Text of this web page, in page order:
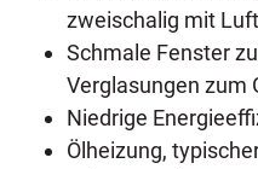
zweischalig mit
Schmale Fenster
Verglasungen zum
Niedrige
Ölheizung,